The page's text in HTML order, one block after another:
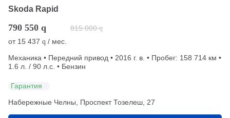
Skoda Rapid
790 550 q 815 000 q
от 15 437 q / мес.
Механика • Передний привод • 2016 г. в. • Пробег: 158 714 км •
1.6 л. / 90 л.с. • Бензин
Гарантия
Набережные Челны, Проспект Тозелеш, 27